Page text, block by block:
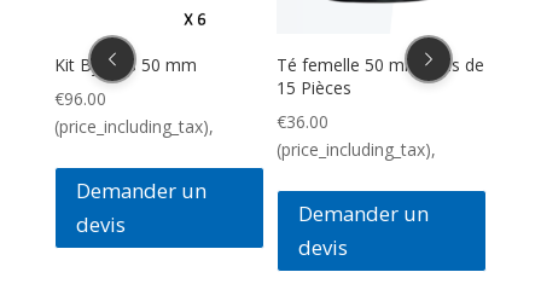
Kit Bypass 50 mm
€96.00
(price_including_tax),
Demander un
devis
Té femelle 50 mm colis de
15 Pièces
€36.00
(price_including_tax),
Demander un
devis